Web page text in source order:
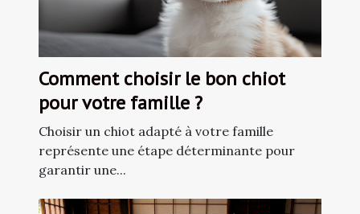
Comment choisir le bon chiot
pour votre famille ?
Choisir un chiot adapté à votre famille
représente une étape déterminante pour
garantir une...